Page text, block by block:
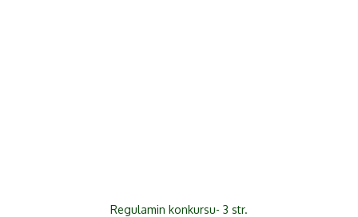
Regulamin konkursu- 3 str.